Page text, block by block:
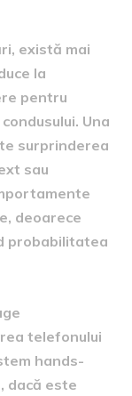
există mai
la
pentru
Una
surprinderea
sau
deoarece
probabilitatea
telefonului
hands-
dacă este